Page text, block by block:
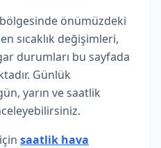
önümüzdeki
sıcaklık değişimleri,
durumları bu sayfada
Günlük
yarın ve saatlik
saatlik hava